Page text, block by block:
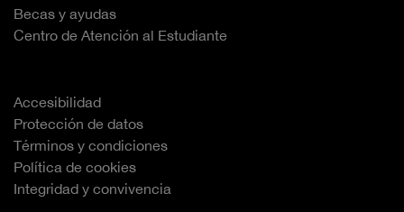
Becas y ayudas
Centro de Atención al Estudiante
Accesibilidad
Protección de datos
Términos y condiciones
Política de cookies
Integridad y convivencia